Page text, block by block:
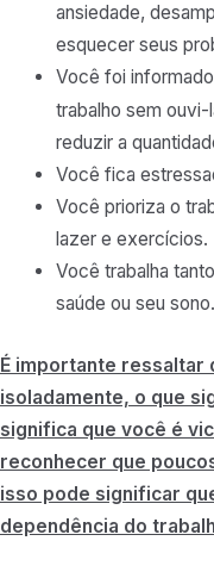
ansiedade,
esquecer seus
Você foi
trabalho sem
reduzir a
Você fica
Você prioriza o
lazer e exercícios.
Você trabalha
saúde ou seu sono.
É importante
isoladamente, o que
significa que você é
reconhecer que
isso pode significar
dependência do